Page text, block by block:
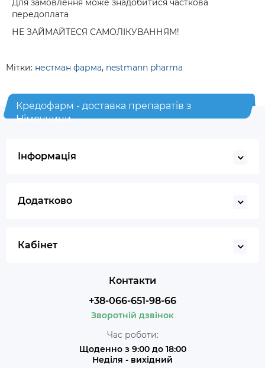
Для замовлення може знадобитися часткова
передоплата
НЕ ЗАЙМАЙТЕСЯ САМОЛІКУВАННЯМ!
Мітки: нестман фарма, nestmann pharma
Кредофарм - доставка препаратів з
Німеччини
Інформація
Додатково
Кабінет
Контакти
+38-066-651-98-66
Зворотній дзвінок
Час роботи:
Щоденно з 9:00 до 18:00
Неділя - вихідний